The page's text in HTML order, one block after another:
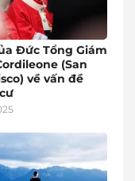
Đức Tổng Giám
(San
về vấn đề